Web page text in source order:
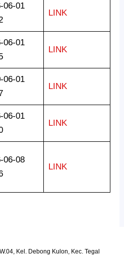
06-01
LINK
06-01
LINK
06-01
LINK
06-01
LINK
06-08
LINK
Kel. Debong Kulon, Kec. Tegal